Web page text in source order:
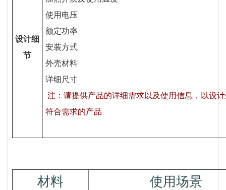
设计细
节
使用电压
额定功率
安装方式
外壳材料
详细尺寸
注：请提供产品的详细需求以及使用信息，以设
符合需求的产品
材料 使用场景